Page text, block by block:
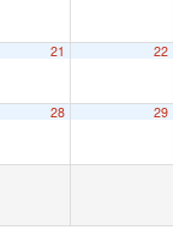
21 22
28 29